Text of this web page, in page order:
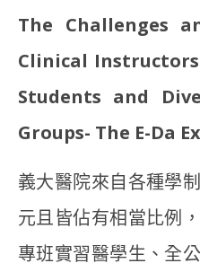
The Challenges
Clinical
Students and
Groups- The E-Da
義大醫院來自各種學
元且皆佔有相當比例
專班實習醫學生、全